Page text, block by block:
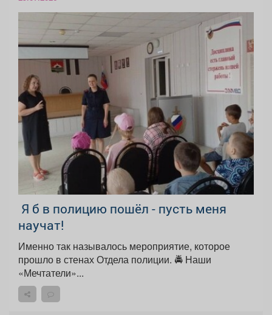
‍ Я б в полицию пошёл - пусть меня
научат!
Именно так называлось мероприятие, которое
прошло в стенах Отдела полиции. 🚔 Наши
«Мечтатели»...